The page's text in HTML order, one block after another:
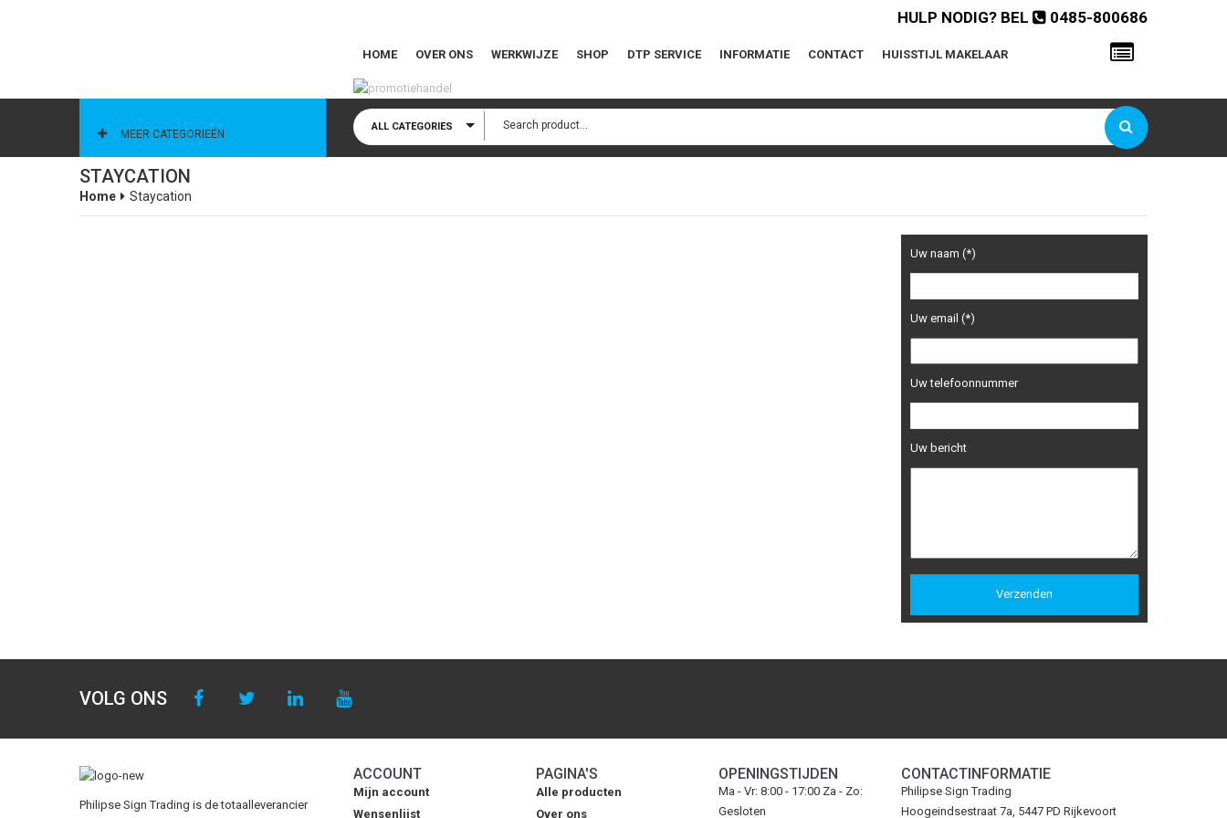
HULP NODIG? BEL 0485-800686
HOME OVER ONS WERKWIJZE SHOP DTP SERVICE INFORMATIE CONTACT HUISSTIJL MAKELAAR
Gebruikersnaam of e-mailadres
Onthoud mij
Wachtwoord vergeten?
CATEGORIEËN
MEER CATEGORIEËN
ALL CATEGORIES
STAYCATION
Home Staycation
Uw naam (*)
Uw email (*)
Uw telefoonnummer
Uw bericht
VOLG ONS
Philipse Sign Trading is de totaalleverancier
ACCOUNT
Mijn account
Wensenlijst
PAGINA'S
Alle producten
Over ons
OPENINGSTIJDEN
Ma - Vr: 8:00 - 17:00 Za - Zo:
Gesloten
CONTACTINFORMATIE
Philipse Sign Trading
Hoogeindsestraat 7a, 5447 PD Rijkevoort